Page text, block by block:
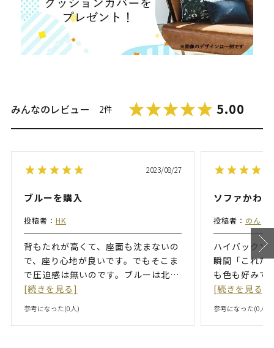
みんなのレビュー 2件 5.00
2023/08/27
ブルーを購入
投稿者： HK
背もたれが高くて、座面も沈まないの
で、座り心地が良いです。でもそこま
で圧迫感は無いのです。ブルーは北…
[続きを見る]
参考になった(0人)
ソファかわ
投稿者： のん
ハイバックソ
瞬間「これだ
も色も好みで
[続きを見る]
参考になった(0人)